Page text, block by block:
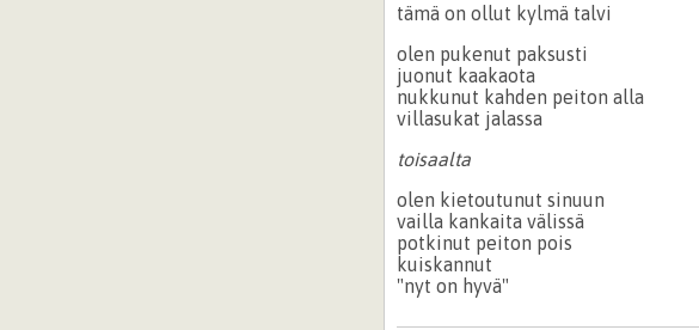
tämä on ollut kylmä talvi
olen pukenut paksusti
juonut kaakaota
nukkunut kahden peiton alla
villasukat jalassa
toisaalta
olen kietoutunut sinuun
vailla kankaita välissä
potkinut peiton pois
kuiskannut
"nyt on hyvä"